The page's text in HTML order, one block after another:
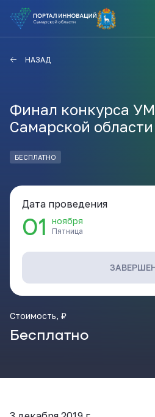
НАЗАД
Финал конкурса
Самарской области
БЕСПЛАТНО
Дата проведения
01 ноября
Пятница
Стоимость, ₽
Бесплатно
Актуальные конкурсы
Новости компании
ЗАКРЫТЬ
ВАМ СЮДА
ПОЛЕЗНЫЕ СТАТЬИ
НОВОСТИ
ПОДПИСЫВАЙТЕСЬ